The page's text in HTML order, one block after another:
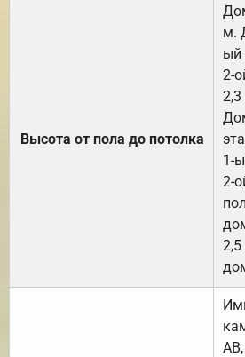
Высота от пола до потолка
м.
ый
2-
1-
2-